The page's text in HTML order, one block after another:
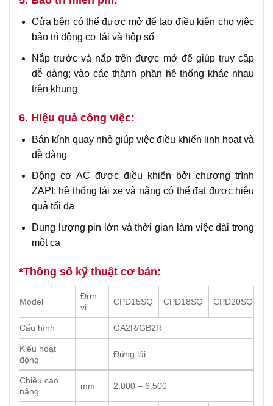
Cửa bên có thể được mở để tạo điều kiện cho việc
bảo trì động cơ lái và hộp số
Nắp trước và nắp trên được mở để giúp truy cập
dễ dàng; vào các thành phần hệ thống khác nhau
trên khung
6. Hiệu quả công việc:
Bán kính quay nhỏ giúp việc điều khiển linh hoạt và
dễ dàng
Động cơ AC được điều khiển bởi chương trình
ZAPI; hệ thống lái xe và nâng có thể đạt được hiệu
quả tối đa
Dung lượng pin lớn và thời gian làm việc dài trong
một ca
*Thông số kỹ thuật cơ bản:
Model
Đơn
vị
CPD15SQ CPD18SQ CPD20SQ
Cấu hình GA2R/GB2R
Kiểu hoạt
động
Đứng lái
Chiều cao
nâng
mm 2.000 – 6.500